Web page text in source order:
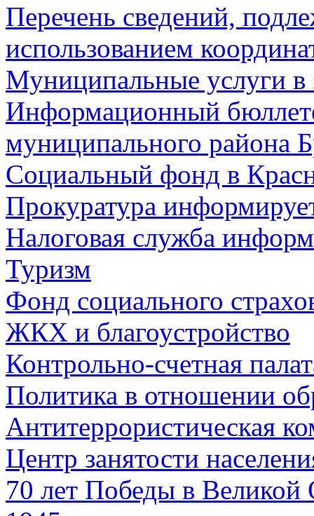
Перечень сведений,
использованием
Муниципальные услуги в
Информационный
муниципального района
Социальный фонд в
Прокуратура
Налоговая служба
Туризм
Фонд социального
ЖКХ и благоустройство
Контрольно-счетная
Политика в отношении
Антитеррористическая
Центр занятости
70 лет Победы в Великой